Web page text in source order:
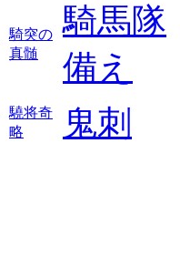
騎突の
真髄
騎馬隊
備え
驍将奇
略
鬼刺